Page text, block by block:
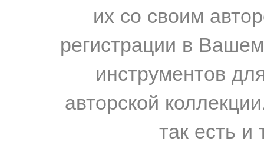
их со своим
регистрации в
инструментов
авторской
так есть и